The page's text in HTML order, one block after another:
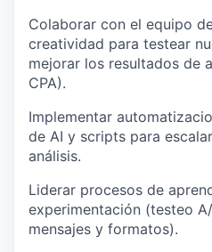
Colaborar con el equipo
creatividad para testear
mejorar los resultados de
CPA).
Implementar
de AI y scripts para
análisis.
Liderar procesos de
experimentación (testeo
mensajes y formatos).